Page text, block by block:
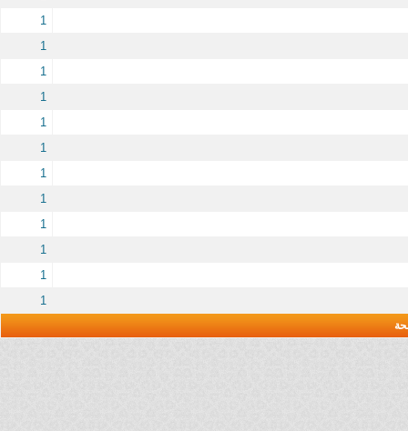
1
1
1
1
1
1
1
1
1
1
1
1